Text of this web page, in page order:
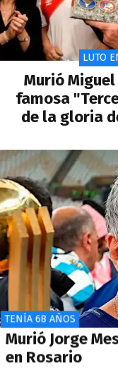
LUTO
Murió
famosa
de la gloria
TENÍA 68 AÑOS
Murió Jorge
en Rosario